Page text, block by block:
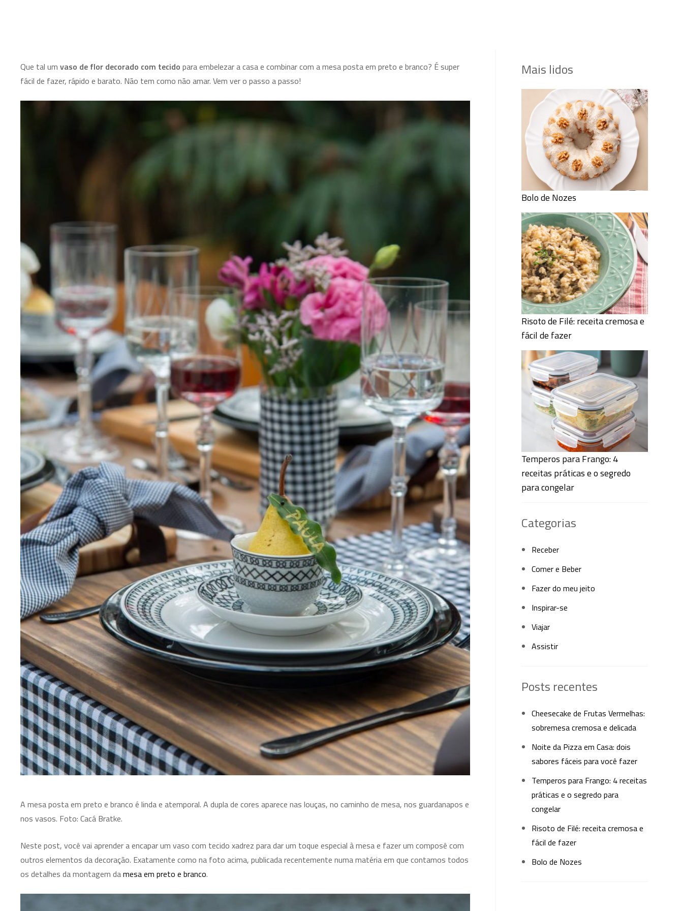
Que tal um vaso de flor decorado com tecido para embelezar a casa e combinar com a mesa posta em preto e branco? É super
fácil de fazer, rápido e barato. Não tem como não amar. Vem ver o passo a passo!
A mesa posta em preto e branco é linda e atemporal. A dupla de cores aparece nas louças, no caminho de mesa, nos guardanapos e
nos vasos. Foto: Cacá Bratke.
Neste post, você vai aprender a encapar um vaso com tecido xadrez para dar um toque especial à mesa e fazer um composê com
outros elementos da decoração. Exatamente como na foto acima, publicada recentemente numa matéria em que contamos todos
os detalhes da montagem damesa em preto e branco.
Mais lidos
Bolo de Nozes
Risoto de Filé: receita cremosa e
fácil de fazer
Temperos para Frango: 4
receitas práticas e o segredo
para congelar
Categorias
Receber
Comer e Beber
Fazer do meu jeito
Inspirar-se
Viajar
Assistir
Posts recentes
Cheesecake de Frutas Vermelhas:
sobremesa cremosa e delicada
Noite da Pizza em Casa: dois
sabores fáceis para você fazer
Temperos para Frango: 4 receitas
práticas e o segredo para
congelar
Risoto de Filé: receita cremosa e
fácil de fazer
Bolo de Nozes